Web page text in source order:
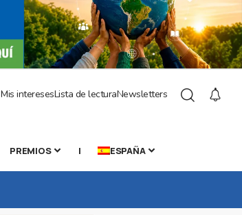
Mis interesesLista de lecturaNewsletters
PREMIOS | ESPAÑA